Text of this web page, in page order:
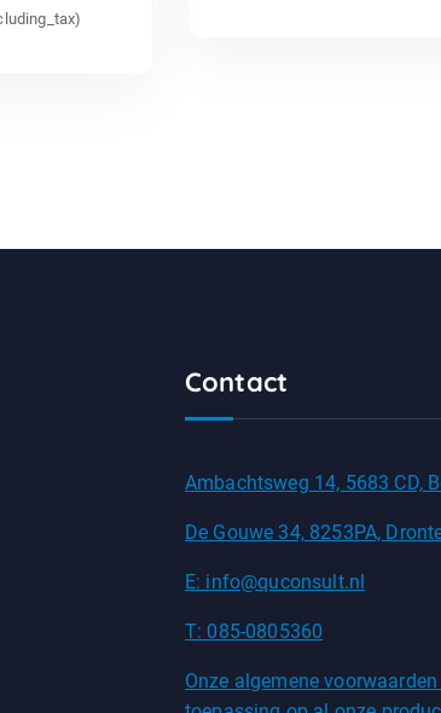
Contact
Ambachtsweg 14, 5683 CD,
De Gouwe 34, 8253PA,
E: info@quconsult.nl
T: 085-0805360
Onze algemene